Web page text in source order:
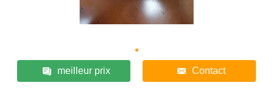
meilleur prix Contact